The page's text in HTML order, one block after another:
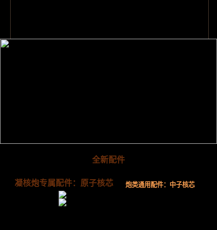
全新配件
凝核炮专属配件：原子核芯 炮类通用配件：中子核芯